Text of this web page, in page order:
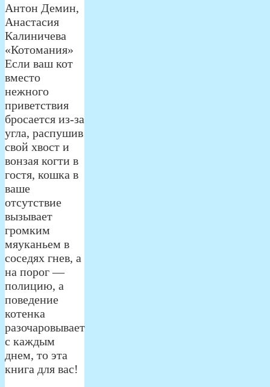
Антон Демин,
Анастасия
Калиничева
«Котомания»
Если ваш кот
вместо
нежного
приветствия
бросается из-за
угла, распушив
свой хвост и
вонзая когти в
гостя, кошка в
ваше
отсутствие
вызывает
громким
мяуканьем в
соседях гнев, а
на порог —
полицию, а
поведение
котенка
разочаровывает
с каждым
днем, то эта
книга для вас!